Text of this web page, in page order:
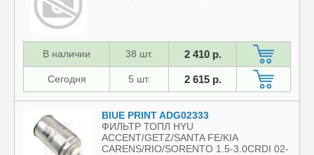
В наличии 38 шт. 2 410 р.
Сегодня 5 шт. 2 615 р.
BlUE PRINT ADG02333
ФИЛЬТР ТОПЛ HYU
ACCENT/GETZ/SANTA FE/KIA
CARENS/RIO/SORENTO 1.5-3.0CRDI 02-